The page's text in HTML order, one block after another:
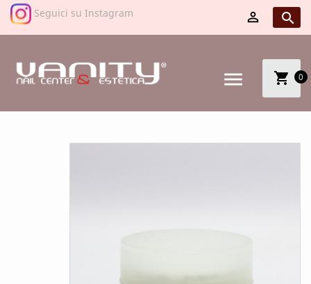
Seguici su Instagram  
shopping_cart 0
menu